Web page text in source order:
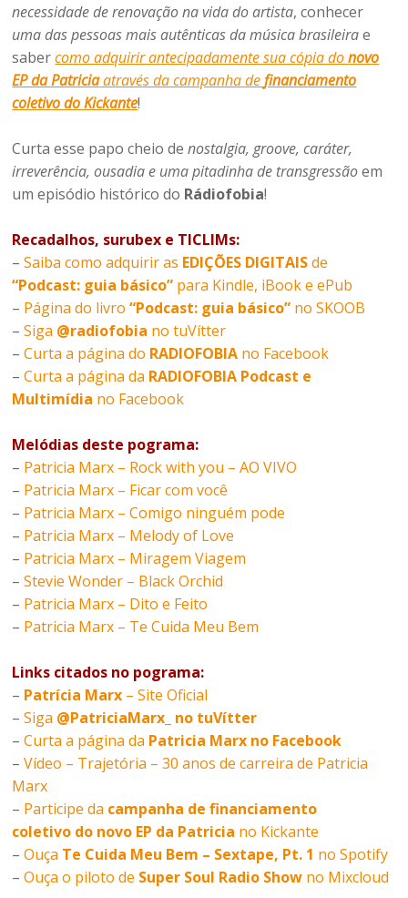
necessidade de renovação na vida do artista, conhecer
uma das pessoas mais autênticas da música brasileirae
sabercomo adquirir antecipadamente sua cópia donovo
EP da Patriciaatravés da campanha definanciamento
coletivo do Kickante!
Curta esse papo cheio denostalgia, groove, caráter,
irreverência, ousadia e uma pitadinha de transgressãoem
um episódio histórico do Rádiofobia!
Recadalhos, surubex e TICLIMs:
–Saiba como adquirir as EDIÇÕES DIGITAISde
“Podcast: guia básico” para Kindle, iBook e ePub
– Página do livro“Podcast: guia básico” no SKOOB
–Siga @radiofobia no tuVítter
–Curta a página do RADIOFOBIA no Facebook
–Curta a página da RADIOFOBIA Podcast e
Multimídia no Facebook
Melódias deste pograma:
– Patricia Marx – Rock with you – AO VIVO
– Patricia Marx – Ficar com você
– Patricia Marx – Comigo ninguém pode
– Patricia Marx – Melody of Love
– Patricia Marx – Miragem Viagem
–Stevie Wonder – Black Orchid
– Patricia Marx – Dito e Feito
– Patricia Marx – Te Cuida Meu Bem
Links citados no pograma:
– Patrícia Marx – Site Oficial
–Siga @PatriciaMarx_ no tuVítter
–Curta a página da Patricia Marx no Facebook
–Vídeo – Trajetória – 30 anos de carreira de Patricia
Marx
– Participe da campanha de financiamento
coletivo do novo EP da Patricia no Kickante
–Ouça Te Cuida Meu Bem – Sextape, Pt. 1 no Spotify
–Ouça o piloto de Super Soul Radio Show no Mixcloud